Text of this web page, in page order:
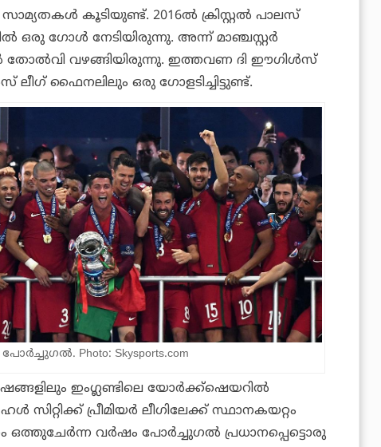
സാമ്യതകള്‍ കൂടിയുണ്ട്. 2016ല്‍ ക്രിസ്റ്റല്‍ പാലസ്
ഗോള്‍ നേടിയിരുന്നു. അന്ന് മാഞ്ചസ്റ്റര്‍
തോല്‍വി വഴങ്ങിയിരുന്നു. ഇത്തവണ ദി ഈഗിള്‍സ്
ഫൈനലിലും ഒരു ഗോളടിച്ചിട്ടുണ്ട്.
Photo: Skysports.com
ഇംഗ്ലണ്ടിലെ യോര്‍ക്ക്‌ഷെയറില്‍
പ്രീമിയര്‍ ലീഗിലേക്ക് സ്ഥാനകയറ്റം
ഒത്തുചേര്‍ന്ന വര്‍ഷം പോര്‍ച്ചുഗല്‍ പ്രധാനപ്പെട്ടൊരു